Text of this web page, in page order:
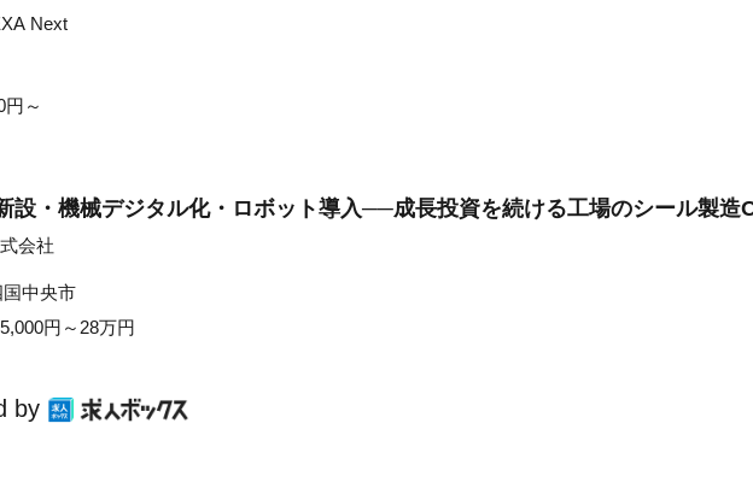
Next
円～
設・機械デジタル化・ロボット導入──成長投資を続ける工場のシール製造
会社
中央市
円～28万円
by